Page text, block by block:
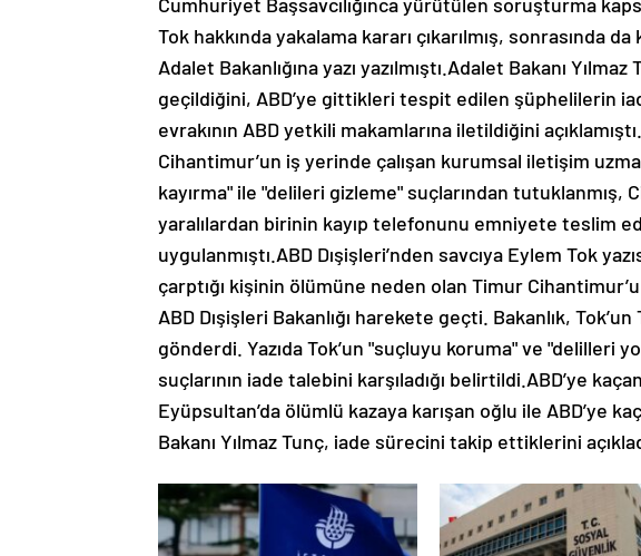
Tok hakkında yakalama kararı çıkarılmış, sonrasında da
Adalet Bakanlığına yazı yazılmıştı.Adalet Bakanı
geçildiğini, ABD’ye gittikleri tespit edilen şüphelilerin
evrakının ABD yetkili makamlarına iletildiğini
Cihantimur’un iş yerinde çalışan kurumsal iletişim
kayırma" ile "delileri gizleme" suçlarından tutuklanmış,
yaralılardan birinin kayıp telefonunu emniyete teslim
uygulanmıştı.ABD Dışişleri’nden savcıya Eylem Tok
çarptığı kişinin ölümüne neden olan Timur Cihantimur’u
ABD Dışişleri Bakanlığı harekete geçti. Bakanlık, Tok’un
gönderdi. Yazıda Tok’un "suçluyu koruma" ve "delilleri
suçlarının iade talebini karşıladığı belirtildi.ABD’ye
Eyüpsultan’da ölümlü kazaya karışan oğlu ile ABD’ye
Bakanı Yılmaz Tunç, iade sürecini takip ettiklerini